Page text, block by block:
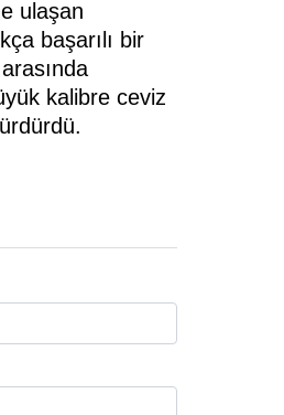
ulaşan
başarılı bir
kalibre ceviz